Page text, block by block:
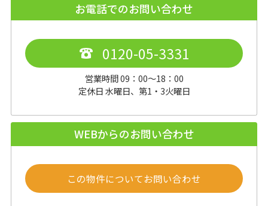
お電話でのお問い合わせ
0120-05-3331
営業時間 09：00～18：00
定休日 水曜日、第1・3火曜日
WEBからのお問い合わせ
この物件についてお問い合わせ